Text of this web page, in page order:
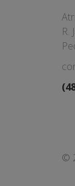
R.
©